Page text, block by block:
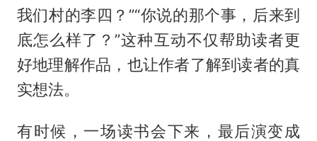
我们村的李四？”“你说的那个事，后来到
底怎么样了？”这种互动不仅帮助读者更
好地理解作品，也让作者了解到读者的真
实想法。
有时候，一场读书会下来，最后演变成